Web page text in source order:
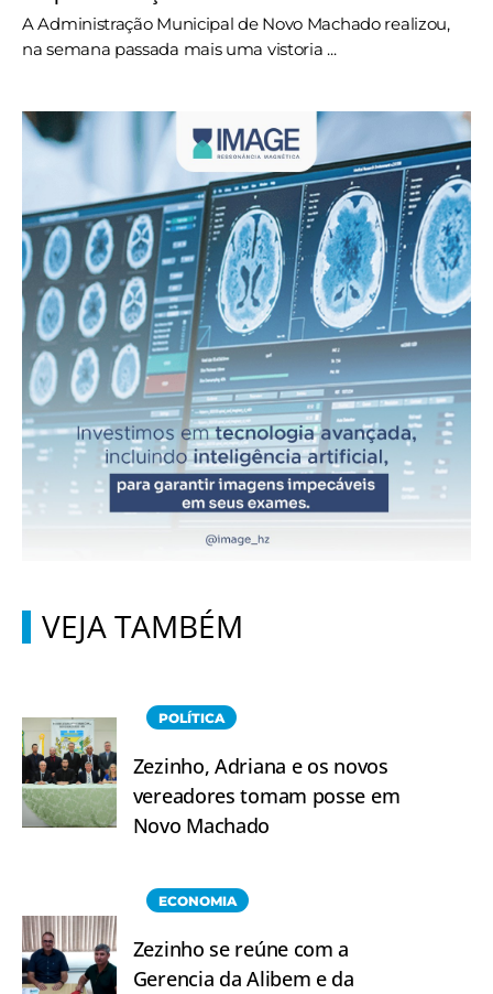
A Administração Municipal de Novo Machado realizou,
na semana passada mais uma vistoria ...
VEJA TAMBÉM
POLÍTICA
Zezinho, Adriana e os novos
vereadores tomam posse em
Novo Machado
ECONOMIA
Zezinho se reúne com a
Gerencia da Alibem e da